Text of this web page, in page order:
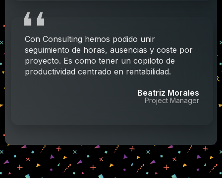
Con Consulting hemos podido unir
seguimiento de horas, ausencias y coste por
proyecto. Es como tener un copiloto de
productividad centrado en rentabilidad.
Beatriz Morales
Project Manager